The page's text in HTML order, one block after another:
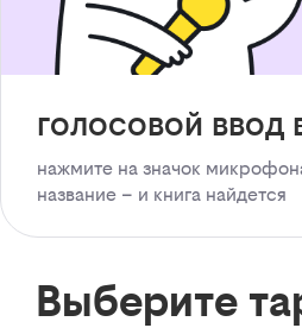
голосовой ввод
нажмите на значок
название – и книга найдется
Выберите